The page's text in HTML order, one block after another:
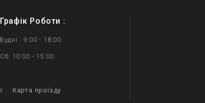
Графік Роботи :
Будні : 9:00 - 18:00
Сб: 10:00 - 15:00
Карта проїзду